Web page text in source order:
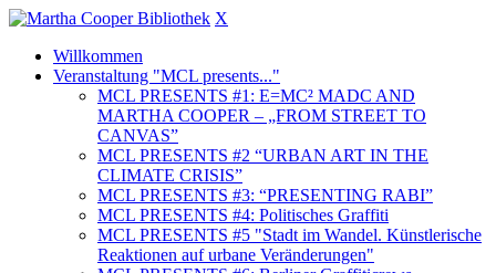
X
Willkommen
Veranstaltung "MCL presents..."
MCL PRESENTS #1: E=MC² MADC AND
MARTHA COOPER – „FROM STREET TO
CANVAS”
MCL PRESENTS #2 “URBAN ART IN THE
CLIMATE CRISIS”
MCL PRESENTS #3: “PRESENTING RABI”
MCL PRESENTS #4: Politisches Graffiti
MCL PRESENTS #5 "Stadt im Wandel. Künstlerische
Reaktionen auf urbane Veränderungen"